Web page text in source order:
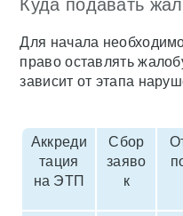
Куда подавать
Для начала
право оставлять
зависит от этапа
Аккреди
тация
на ЭТП
Сбор
заяво
к